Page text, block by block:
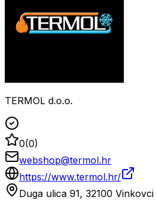
TERMOL d.o.o.
0(0)
webshop@termol.hr
https://www.termol.hr/
Duga ulica 91, 32100 Vinkovci